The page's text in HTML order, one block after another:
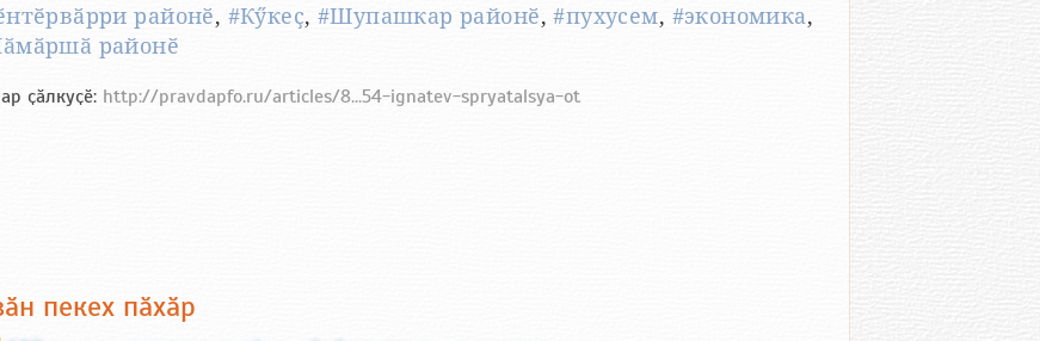
районӗ, #Кӳкеҫ, #Шупашкар районӗ,#пухусем, #экономика,
районӗ
ҫӑлкуҫӗ: http://pravdapfo.ru/articles/8...54-ignatev-spryatalsya-ot
пекех пӑхӑр